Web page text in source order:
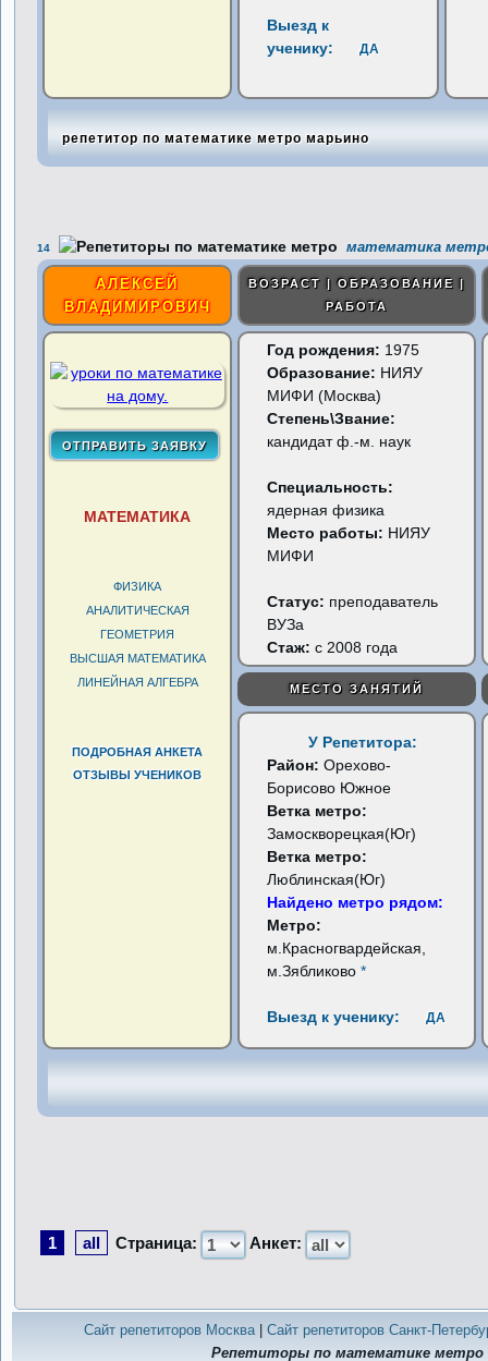
Выезд к
ученику:
ДА
репетитор по математике метро марьино
14 математика
АЛЕКСЕЙ
ВЛАДИМИРОВИЧ
ВОЗРАСТ | ОБРАЗОВАНИЕ |
РАБОТА
МАТЕМАТИКА
ФИЗИКА
АНАЛИТИЧЕСКАЯ
ГЕОМЕТРИЯ
ВЫСШАЯ МАТЕМАТИКА
ЛИНЕЙНАЯ АЛГЕБРА
ПОДРОБНАЯ АНКЕТА
ОТЗЫВЫ УЧЕНИКОВ
Год рождения: 1975
Образование: НИЯУ
МИФИ (Москва)
Степень\Звание:
кандидат ф.-м. наук
Специальность:
ядерная физика
Место работы: НИЯУ
МИФИ
Статус: преподаватель
ВУЗа
Стаж: с 2008 года
МЕСТО ЗАНЯТИЙ
У Репетитора:
Район:Орехово-
Борисово Южное
Ветка метро:
Замоскворецкая(Юг)
Ветка метро:
Люблинская(Юг)
Найдено метро рядом:
Метро:
м.Красногвардейская,
м.Зябликово*
Выезд к ученику: ДА
1 all Страница: Анкет:
Сайт репетиторов Москва| Сайт репетиторов Санкт-
Репетиторы по математике метро